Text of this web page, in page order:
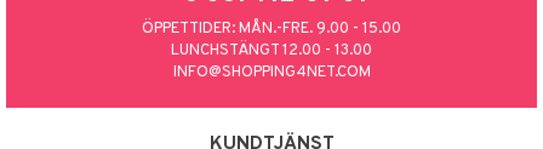
ÖPPETTIDER: MÅN.-FRE. 9.00 - 15.00
LUNCHSTÄNGT 12.00 - 13.00
INFO@SHOPPING4NET.COM
KUNDTJÄNST